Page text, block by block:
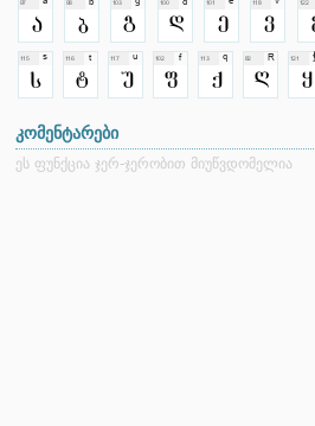
კომენტარები
ეს ფუნქცია ჯერ-ჯერობით მიუწვდომელია